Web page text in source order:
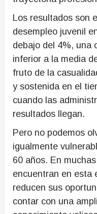
Los resultados son
desempleo juvenil
debajo del 4%, una
inferior a la media
fruto de la
y sostenida en el
cuando las
resultados llegan.
Pero no podemos
igualmente
60 años. En
encuentran en esta
reducen sus
contar con una